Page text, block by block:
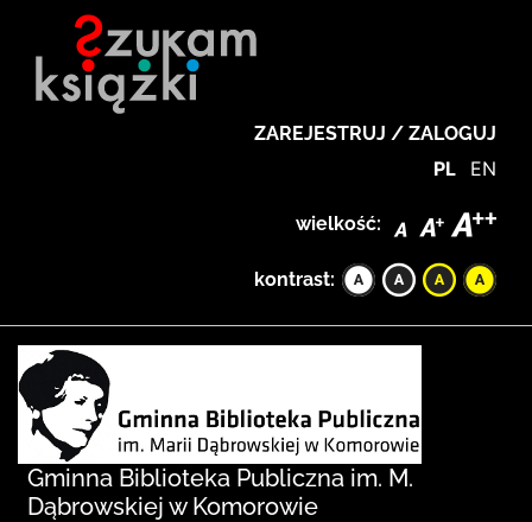
ZAREJESTRUJ / ZALOGUJ
PL EN
wielkość:
kontrast:
Gminna Biblioteka Publiczna im. M.
Dąbrowskiej w Komorowie